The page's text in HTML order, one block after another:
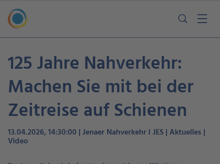
125 Jahre Nahverkehr:
Machen Sie mit bei der
Zeitreise auf Schienen
13.04.2026, 14:30:00 | Jenaer Nahverkehr I JES | Aktuelles |
Video